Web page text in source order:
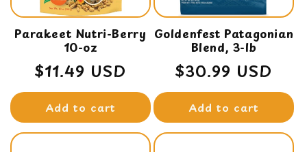
Parakeet Nutri-Berry
10-oz
Regular
price
$11.49 USD
Add to cart
Goldenfest Patagonian
Blend, 3-lb
Regular
price
$30.99 USD
Add to cart